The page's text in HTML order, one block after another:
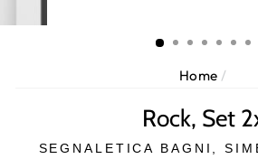
Home /
Rock, Set
SEGNALETICA BAGNI,